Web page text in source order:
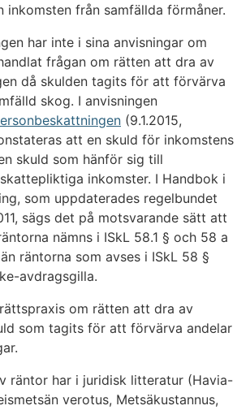
inkomsten från samfällda förmåner.
har inte i sina anvisningar om
frågan om rätten att dra av
då skulden tagits för att förvärva
skog. I anvisningen
(9.1.2015,
att en skuld för inkomstens
skuld som hänför sig till
inkomster. I Handbok i
som uppdaterades regelbundet
sägs det på motsvarande sätt att
nämns i ISkL 58.1 § och 58 a
räntorna som avses i ISkL 58 §
avdragsgilla.
om rätten att dra av
som tagits för att förvärva andelar
räntor har i juridisk litteratur (Havia-
verotus, Metsäkustannus,